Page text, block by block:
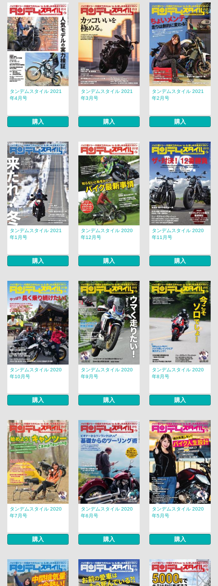
タンデムスタイル 2021
年4月号
購入
タンデムスタイル 2021
年3月号
購入
タンデムスタイル 2021
年2月号
購入
タンデムスタイル 2021
年1月号
購入
タンデムスタイル 2020
年12月号
購入
タンデムスタイル 2020
年11月号
購入
タンデムスタイル 2020
年10月号
購入
タンデムスタイル 2020
年9月号
購入
タンデムスタイル 2020
年8月号
購入
タンデムスタイル 2020
年7月号
購入
タンデムスタイル 2020
年6月号
購入
タンデムスタイル 2020
年5月号
購入